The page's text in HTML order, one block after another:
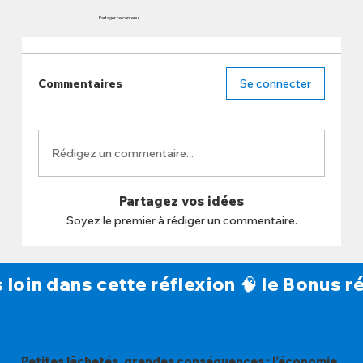
Partager ce contenu
Commentaires Se connecter
Rédigez un commentaire...
Partagez vos idées
Soyez le premier à rédiger un commentaire.
loin dans cette réflexion 🧠 le Bonus